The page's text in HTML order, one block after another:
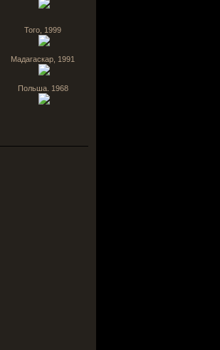
Того, 1999
Мадагаскар, 1991
Польша. 1968